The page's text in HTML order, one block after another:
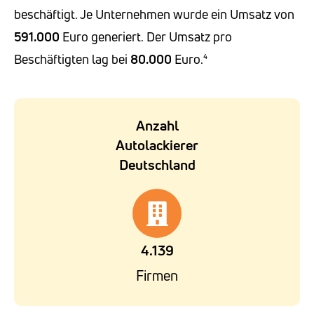
beschäftigt. Je Unternehmen wurde ein Umsatz von
591.000 Euro generiert. Der Umsatz pro
Beschäftigten lag bei 80.000 Euro.⁴
Anzahl
Autolackierer
Deutschland
4.139
Firmen